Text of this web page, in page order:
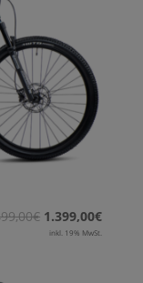
€ 1.399,00€
inkl. 19% MwSt.